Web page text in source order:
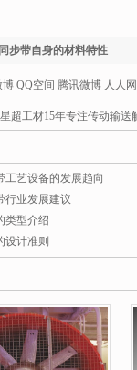
步带自身的材料特性
博 QQ空间 腾讯微博 人人网
星超工材15年专注传动输送
决方案及产品 是中国
司habasit输送皮带，英
国机械配件第一服务商。
工艺设备的发展趋向
行业发展建议
类型介绍
设计准则